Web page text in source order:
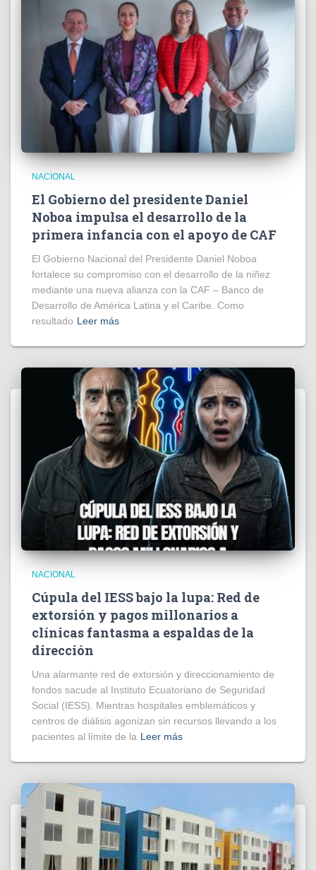
NACIONAL
El Gobierno del presidente Daniel
Noboa impulsa el desarrollo de la
primera infancia con el apoyo de CAF
El Gobierno Nacional del Presidente Daniel Noboa
fortalece su compromiso con el desarrollo de la niñez
mediante una nueva alianza con la CAF – Banco de
Desarrollo de América Latina y el Caribe. Como
resultado Leer más
NACIONAL
Cúpula del IESS bajo la lupa: Red de
extorsión y pagos millonarios a
clínicas fantasma a espaldas de la
dirección
​Una alarmante red de extorsión y direccionamiento de
fondos sacude al Instituto Ecuatoriano de Seguridad
Social (IESS). Mientras hospitales emblemáticos y
centros de diálisis agonizan sin recursos llevando a los
pacientes al límite de la Leer más